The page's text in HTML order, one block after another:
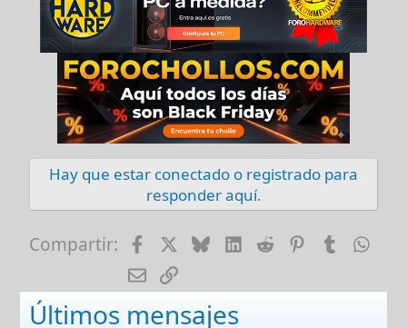
Hay que estar conectado o registrado para
responder aquí.
Compartir: FacebookBlueskyLinkedIn
RedditPinterest
Tumblr
E-mailEnlace
Últimos mensajes